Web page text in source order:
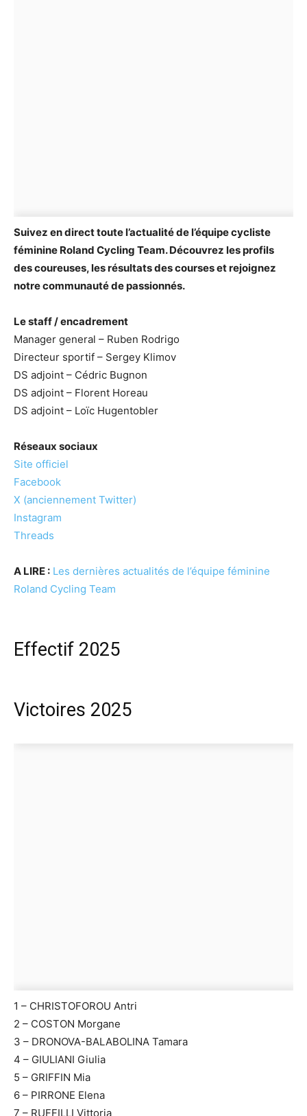
Suivez en direct toute l’actualité de l’équipe cycliste
féminine Roland Cycling Team. Découvrez les profils
des coureuses, les résultats des courses et rejoignez
notre communauté de passionnés.
Le staff / encadrement
Manager general – Ruben Rodrigo
Directeur sportif – Sergey Klimov
DS adjoint – Cédric Bugnon
DS adjoint – Florent Horeau
DS adjoint – Loïc Hugentobler
Réseaux sociaux
Site officiel
Facebook
X (anciennement Twitter)
Instagram
Threads
A LIRE : Les dernières actualités de l’équipe féminine
Roland Cycling Team
Effectif 2025
Victoires 2025
1 – CHRISTOFOROU Antri
2 – COSTON Morgane
3 – DRONOVA-BALABOLINA Tamara
4 – GIULIANI Giulia
5 – GRIFFIN Mia
6 – PIRRONE Elena
7 – RUFFILLI Vittoria